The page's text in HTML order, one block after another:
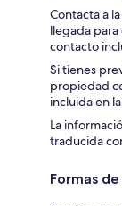
Contacta a
llegada
contacto
Si tienes
propiedad
incluida en
La
traducida
Formas